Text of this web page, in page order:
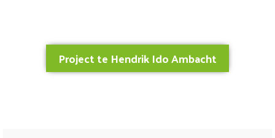
Project te Hendrik Ido Ambacht